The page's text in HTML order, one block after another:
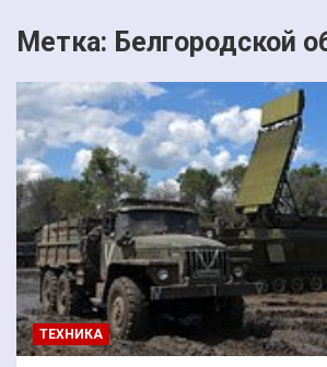
Метка: Белгородской
ТЕХНИКА